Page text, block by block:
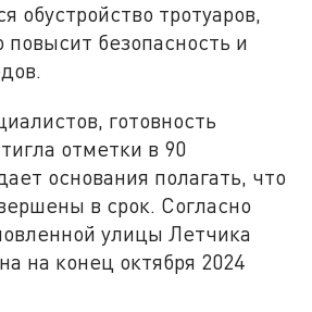
обустройство тротуаров,
повысит безопасность и
готовность
отметки в 90
основания полагать, что
в срок. Согласно
улицы Летчика
на конец октября 2024